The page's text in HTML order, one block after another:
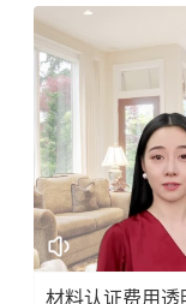
材料认证费用透